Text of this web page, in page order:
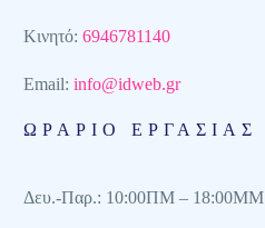
Κινητό: 6946781140
Email: info@idweb.gr
ΩΡΆΡΙΟ ΕΡΓΑΣΙΑΣ
Δευ.-Παρ.: 10:00ΠΜ – 18:00MM